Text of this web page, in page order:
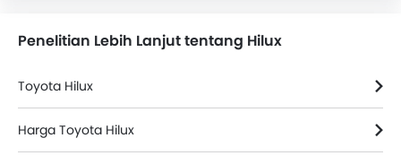
Penelitian Lebih Lanjut tentang Hilux
Toyota Hilux
Harga Toyota Hilux